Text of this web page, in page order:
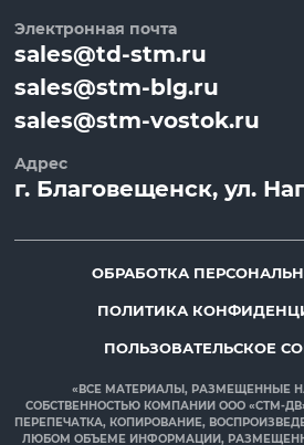
Электронная почта
sales@td-stm.ru
sales@stm-blg.ru
sales@stm-vostok.ru
Адрес
г. Благовещенск, ул.
ОБРАБОТКА
ПОЛИТИКА
ПОЛЬЗОВАТЕЛЬСКОЕ
«ВСЕ МАТЕРИАЛЫ, РАЗМЕЩЕННЫЕ
СОБСТВЕННОСТЬЮ КОМПАНИИ ООО «СТМ-
ПЕРЕПЕЧАТКА, КОПИРОВАНИЕ,
ЛЮБОМ ОБЪЕМЕ ИНФОРМАЦИИ,